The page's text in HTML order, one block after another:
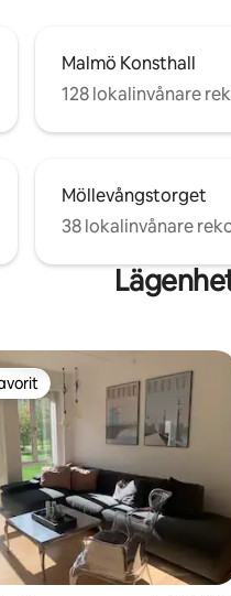
Malmö Konsthall
128 lokalinvånare
Möllevångstorget
38 lokalinvånare
betyg, 126 omdömen